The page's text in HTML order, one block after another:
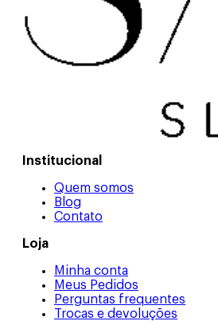
Institucional
Quem somos
Blog
Contato
Loja
Minha conta
Meus Pedidos
Perguntas frequentes
Trocas e devoluções